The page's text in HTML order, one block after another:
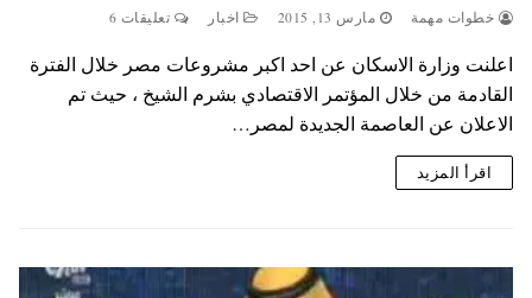
خطوات مهمة مارس 13, 2015 اخبار تعليقات 6
اعلنت وزارة الاسكان عن احد اكبر مشروعات مصر خلال الفترة
القادمة من خلال المؤتمر الاقتصادي بشرم الشيخ ، حيث تم
الاعلان عن العاصمة الجديدة لمصر…
اقرأ المزيد